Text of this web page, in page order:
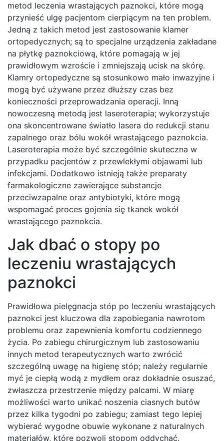
metod leczenia wrastających paznokci, które mogą
przynieść ulgę pacjentom cierpiącym na ten problem.
Jedną z takich metod jest zastosowanie klamer
ortopedycznych; są to specjalne urządzenia zakładane
na płytkę paznokciową, które pomagają w jej
prawidłowym wzroście i zmniejszają ucisk na skórę.
Klamry ortopedyczne są stosunkowo mało inwazyjne i
mogą być używane przez dłuższy czas bez
konieczności przeprowadzania operacji. Inną
nowoczesną metodą jest laseroterapia; wykorzystuje
ona skoncentrowane światło lasera do redukcji stanu
zapalnego oraz bólu wokół wrastającego paznokcia.
Laseroterapia może być szczególnie skuteczna w
przypadku pacjentów z przewlekłymi objawami lub
infekcjami. Dodatkowo istnieją także preparaty
farmakologiczne zawierające substancje
przeciwzapalne oraz antybiotyki, które mogą
wspomagać proces gojenia się tkanek wokół
wrastającego paznokcia.
Jak dbać o stopy po
leczeniu wrastających
paznokci
Prawidłowa pielęgnacja stóp po leczeniu wrastających
paznokci jest kluczowa dla zapobiegania nawrotom
problemu oraz zapewnienia komfortu codziennego
życia. Po zabiegu chirurgicznym lub zastosowaniu
innych metod terapeutycznych warto zwrócić
szczególną uwagę na higienę stóp; należy regularnie
myć je ciepłą wodą z mydłem oraz dokładnie osuszać,
zwłaszcza przestrzenie między palcami. W miarę
możliwości warto unikać noszenia ciasnych butów
przez kilka tygodni po zabiegu; zamiast tego lepiej
wybierać wygodne obuwie wykonane z naturalnych
materiałów, które pozwoli stopom oddychać.